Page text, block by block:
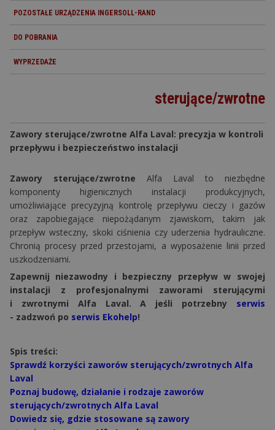
POZOSTAŁE URZĄDZENIA INGERSOLL-RAND
DO POBRANIA
WYPRZEDAŻE
sterujące/zwrotne
Zawory sterujące/zwrotne Alfa Laval: precyzja w kontroli
przepływu i bezpieczeństwo instalacji
Zawory sterujące/zwrotne Alfa Laval to niezbędne
komponenty higienicznych instalacji produkcyjnych,
umożliwiające precyzyjną kontrolę przepływu cieczy i gazów
oraz zapobiegające niepożądanym zjawiskom, takim jak
przepływ wsteczny, skoki ciśnienia czy uderzenia hydrauliczne.
Chronią procesy przed przestojami, a wyposażenie linii przed
uszkodzeniami.
Zapewnij niezawodny i bezpieczny przepływ w swojej
instalacji z profesjonalnymi zaworami sterującymi
i zwrotnymi Alfa Laval. A jeśli potrzebny serwis
- zadzwoń po serwis Ekohelp!
Spis treści:
Sprawdź korzyści zaworów sterujących/zwrotnych Alfa
Laval
Poznaj budowę, działanie i rodzaje zaworów
sterujących/zwrotnych Alfa Laval
Dowiedz się, gdzie stosowane są zawory